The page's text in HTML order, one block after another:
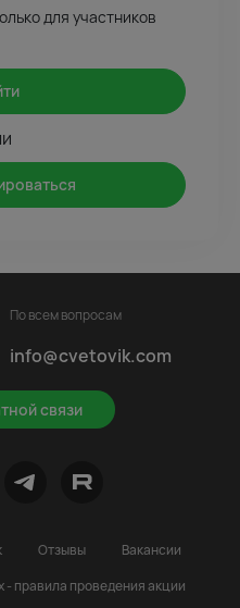
для участников
связи
По всем вопросам
info@cvetovik.com
Отзывы
Вакансии
- правила проведения акции